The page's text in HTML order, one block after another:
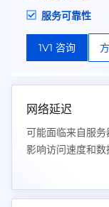
服务可靠性
1V1 咨询
网络延迟
可能面临来自服务
影响访问速度和数